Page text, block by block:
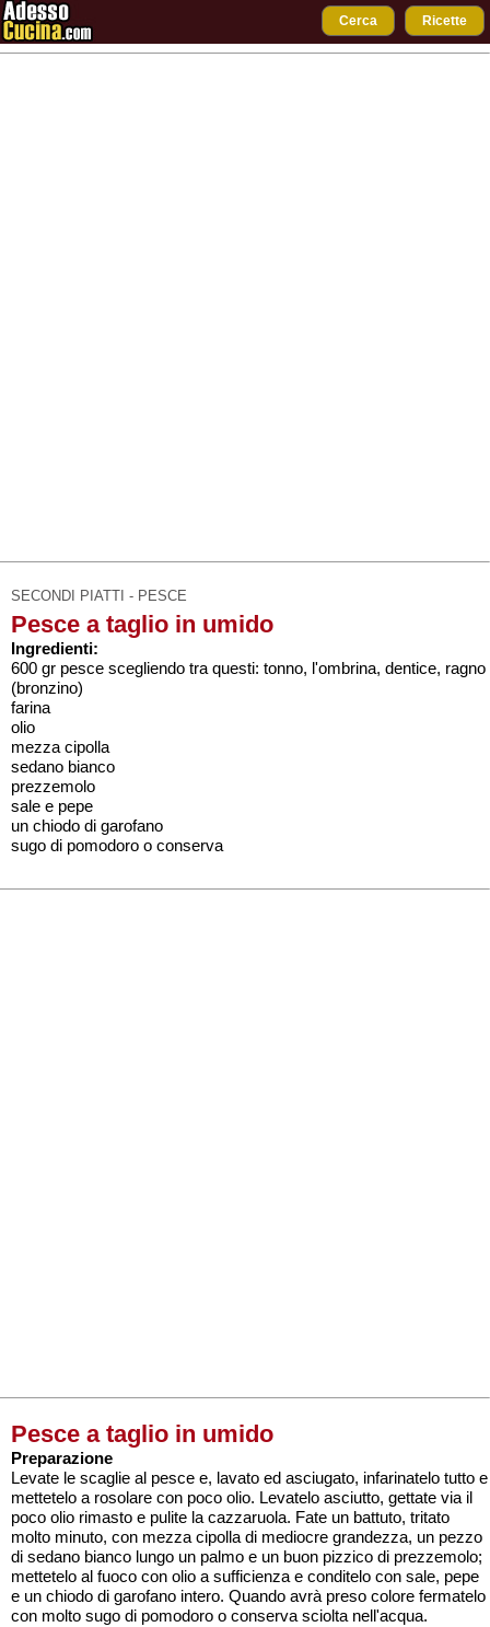
Cerca Ricette
SECONDI PIATTI - PESCE
Pesce a taglio in umido
Ingredienti:
600 gr pesce scegliendo tra questi: tonno, l'ombrina, dentice, ragno
(bronzino)
farina
olio
mezza cipolla
sedano bianco
prezzemolo
sale e pepe
un chiodo di garofano
sugo di pomodoro o conserva
Pesce a taglio in umido
Preparazione
Levate le scaglie al pesce e, lavato ed asciugato, infarinatelo tutto e
mettetelo a rosolare con poco olio. Levatelo asciutto, gettate via il
poco olio rimasto e pulite la cazzaruola. Fate un battuto, tritato
molto minuto, con mezza cipolla di mediocre grandezza, un pezzo
di sedano bianco lungo un palmo e un buon pizzico di prezzemolo;
mettetelo al fuoco con olio a sufficienza e conditelo con sale, pepe
e un chiodo di garofano intero. Quando avrà preso colore fermatelo
con molto sugo di pomodoro o conserva sciolta nell'acqua.